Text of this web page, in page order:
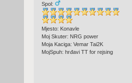
Spol:
Mjesto: Konavle
Moj Skuter: NRG power
Moja Kaciga: Vemar Tai2K
MojSpuh: hrđavi TT for rejsing